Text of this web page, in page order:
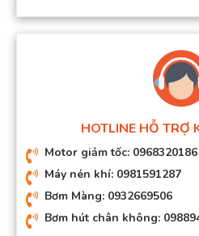
HOTLINE HỖ TRỢ
Motor giảm tốc: 0968320186
Máy nén khí: 0981591287
Bơm Màng: 0932669506
Bơm hút chân không: